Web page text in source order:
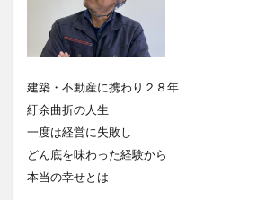
建築・不動産に携わり２８年
紆余曲折の人生
一度は経営に失敗し
どん底を味わった経験から
本当の幸せとは